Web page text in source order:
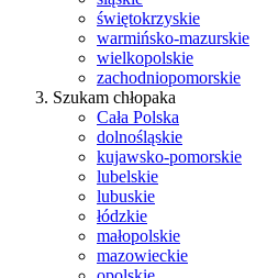
świętokrzyskie
warmińsko-mazurskie
wielkopolskie
zachodniopomorskie
Szukam chłopaka
Cała Polska
dolnośląskie
kujawsko-pomorskie
lubelskie
lubuskie
łódzkie
małopolskie
mazowieckie